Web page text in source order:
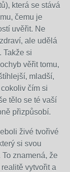
která se stává
čemu je
uvěřit. Ne
ale udělá
Takže si
věřit tomu,
mladší,
čím si
tělo se té vaší
přizpůsobí.
živé tvořivé
si svou
znamená, že
vytvořit a